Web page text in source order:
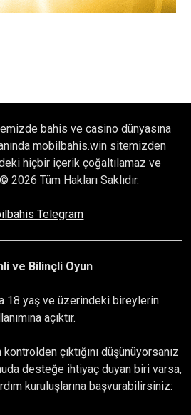
bahis ve casino dünyasına
mobilbahis.win sitemizden
hiçbir içerik çoğaltılamaz ve
2026 Tüm Hakları Saklıdır.
Telegram
ve Bilinçli Oyun
18 yaş ve üzerindeki bireylerin
açıktır.
kontrolden çıktığını düşünüyorsanız
desteğe ihtiyaç duyan biri varsa,
kuruluşlarına başvurabilirsiniz: